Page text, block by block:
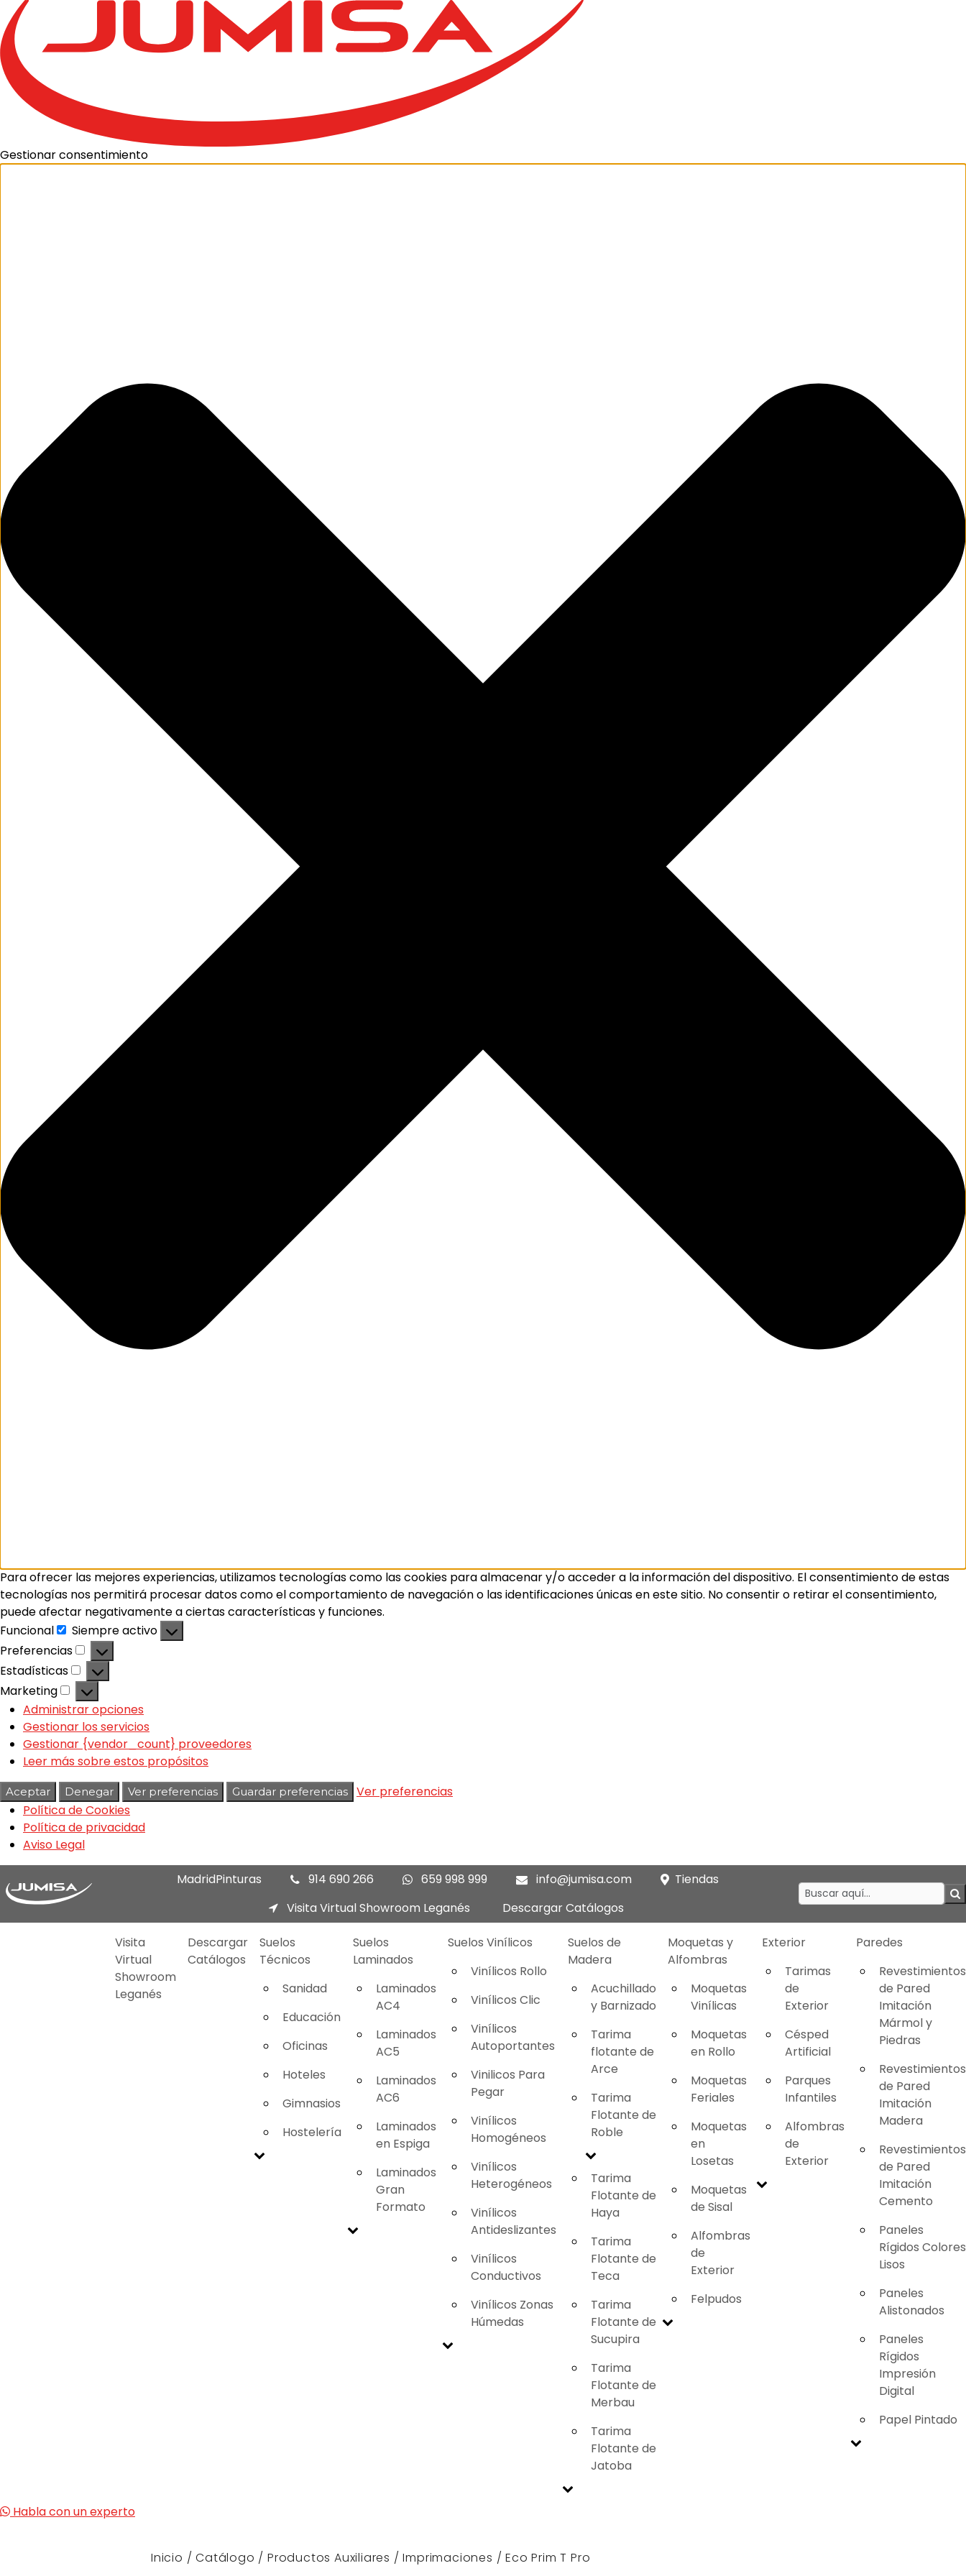
Gestionar consentimiento
Para ofrecer las mejores experiencias, utilizamos tecnologías como las cookies para almacenar y/o acceder a la información del dispositivo. El consentimiento de estas
tecnologías nos permitirá procesar datos como el comportamiento de navegación o las identificaciones únicas en este sitio. No consentir o retirar el consentimiento,
puede afectar negativamente a ciertas características y funciones.
Funcional
Siempre activo
Preferencias
Estadísticas
Marketing
Administrar opciones
Gestionar los servicios
Gestionar {vendor_count} proveedores
Leer más sobre estos propósitos
Aceptar Denegar Ver preferencias Guardar preferencias
Ver preferencias
Política de Cookies
Política de privacidad
Aviso Legal
MadridPinturas 914 690 266 659 998 999 info@jumisa.com
Tiendas
Visita Virtual Showroom Leganés
Descargar Catálogos
Visita
Virtual
Showroom
Leganés
Descargar
Catálogos
Suelos
Técnicos
Sanidad
Educación
Oficinas
Hoteles
Gimnasios
Hostelería
Suelos
Laminados
Laminados
AC4
Laminados
AC5
Laminados
AC6
Laminados
en Espiga
Laminados
Gran
Formato
Suelos Vinílicos
Vinílicos Rollo
Vinílicos Clic
Vinílicos
Autoportantes
Vinilicos Para
Pegar
Vinílicos
Homogéneos
Vinílicos
Heterogéneos
Vinílicos
Antideslizantes
Vinílicos
Conductivos
Vinílicos Zonas
Húmedas
Suelos de
Madera
Acuchillado
y Barnizado
Tarima
flotante de
Arce
Tarima
Flotante de
Roble
Tarima
Flotante de
Haya
Tarima
Flotante de
Teca
Tarima
Flotante de
Sucupira
Tarima
Flotante de
Merbau
Tarima
Flotante de
Jatoba
Moquetas y
Alfombras
Moquetas
Vinílicas
Moquetas
en Rollo
Moquetas
Feriales
Moquetas
en
Losetas
Moquetas
de Sisal
Alfombras
de
Exterior
Felpudos
Exterior
Tarimas
de
Exterior
Césped
Artificial
Parques
Infantiles
Alfombras
de
Exterior
Paredes
Revestimientos
de Pared
Imitación
Mármol y
Piedras
Revestimientos
de Pared
Imitación
Madera
Revestimientos
de Pared
Imitación
Cemento
Paneles
Rígidos Colores
Lisos
Paneles
Alistonados
Paneles
Rígidos
Impresión
Digital
Papel Pintado
Habla con un experto
Inicio /Catálogo /Productos Auxiliares /Imprimaciones / Eco Prim T Pro